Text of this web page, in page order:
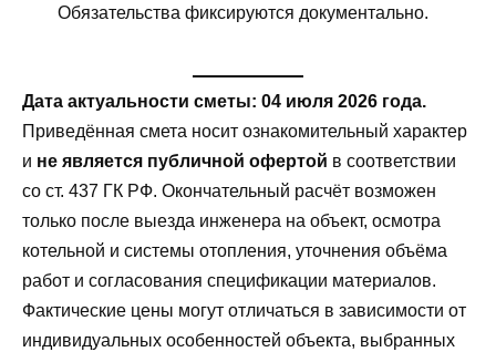
Обязательства фиксируются документально.
Дата актуальности сметы: 04 июля 2026 года.
Приведённая смета носит ознакомительный характер
и не является публичной офертой в соответствии
со ст. 437 ГК РФ. Окончательный расчёт возможен
только после выезда инженера на объект, осмотра
котельной и системы отопления, уточнения объёма
работ и согласования спецификации материалов.
Фактические цены могут отличаться в зависимости от
индивидуальных особенностей объекта, выбранных